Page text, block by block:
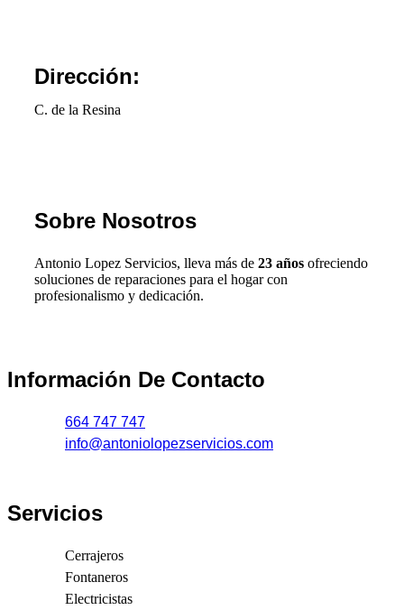
Dirección:
C. de la Resina
Sobre Nosotros
Antonio Lopez Servicios, lleva más de 23 años ofreciendo
soluciones de reparaciones para el hogar con
profesionalismo y dedicación.
Información De Contacto
664 747 747
info@antoniolopezservicios.com
Servicios
Cerrajeros
Fontaneros
Electricistas